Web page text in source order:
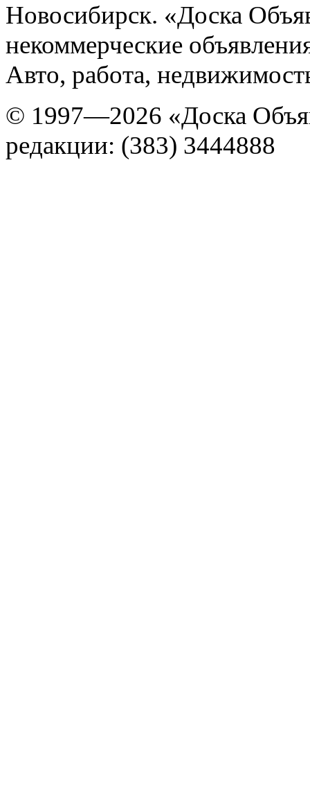
Новосибирск. «Доска
некоммерческие
Авто, работа,
© 1997—2026 «Доска
редакции: (383) 3444888